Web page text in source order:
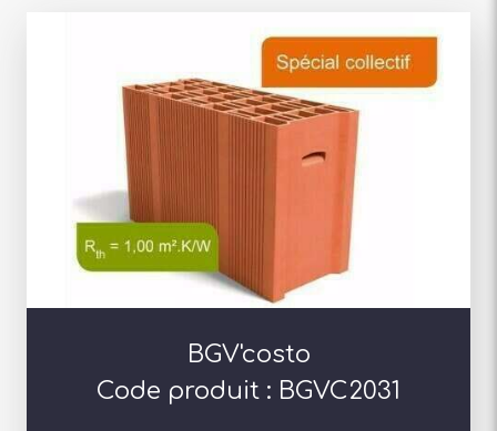
BGV'costo
Code produit : BGVC2031